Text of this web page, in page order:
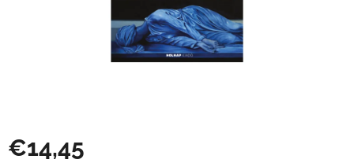
€14,45